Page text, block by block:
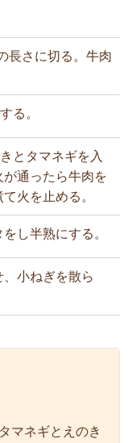
長さに切る。牛肉
る。
とタマネギを入
通ったら牛肉を
火を止める。
し半熟にする。
小ねぎを散ら
マネギとえのき